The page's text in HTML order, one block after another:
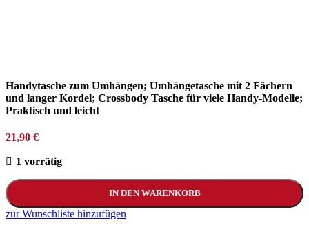
Handytasche zum Umhängen; Umhängetasche mit 2 Fächern
und langer Kordel; Crossbody Tasche für viele Handy-Modelle;
Praktisch und leicht
21,90 €
1 vorrätig
IN DEN WARENKORB
zur Wunschliste hinzufügen